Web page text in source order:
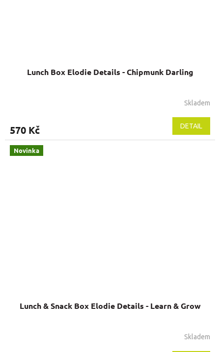
Lunch Box Elodie Details - Chipmunk Darling
Skladem
570 Kč DETAIL
Novinka
Lunch & Snack Box Elodie Details - Learn & Grow
Skladem